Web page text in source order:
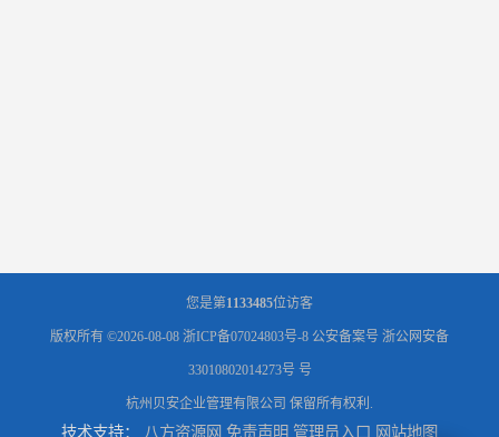
您是第1133485位访客
版权所有 ©2026-08-08 浙ICP备07024803号-8 公安备案号 浙公网安备
33010802014273号 号
杭州贝安企业管理有限公司 保留所有权利.
技术支持： 八方资源网 免责声明 管理员入口 网站地图